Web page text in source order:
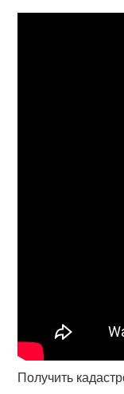
Получить